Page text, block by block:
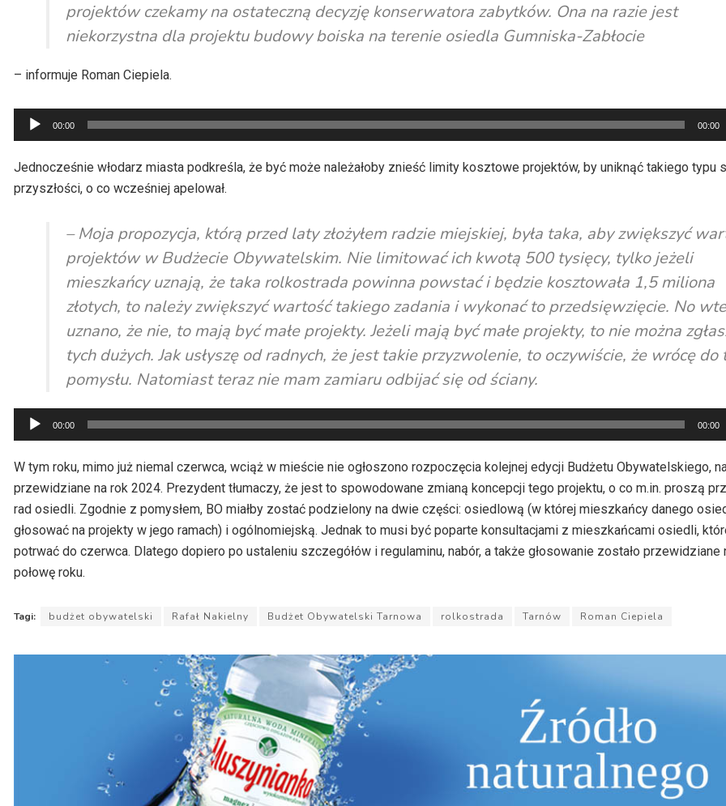
projektów czekamy na ostateczną decyzję konserwatora zabytków. Ona na razie jest
niekorzystna dla projektu budowy boiska na terenie osiedla Gumniska-Zabłocie
– informuje Roman Ciepiela.
Odtwarzacz
plików
dźwiękowych
00:00 00:00
Jednocześnie włodarz miasta podkreśla, że być może należałoby znieść limity kosztowe projektów, by uniknąć takiego typu
przyszłości, o co wcześniej apelował.
– Moja propozycja, którą przed laty złożyłem radzie miejskiej, była taka, aby zwiększyć
projektów w Budżecie Obywatelskim. Nie limitować ich kwotą 500 tysięcy, tylko jeżeli
mieszkańcy uznają, że taka rolkostrada powinna powstać i będzie kosztowała 1,5 miliona
złotych, to należy zwiększyć wartość takiego zadania i wykonać to przedsięwzięcie. No
uznano, że nie, to mają być małe projekty. Jeżeli mają być małe projekty, to nie można
tych dużych. Jak usłyszę od radnych, że jest takie przyzwolenie, to oczywiście, że wrócę do
pomysłu. Natomiast teraz nie mam zamiaru odbijać się od ściany.
Odtwarzacz
plików
dźwiękowych
00:00 00:00
W tym roku, mimo już niemal czerwca, wciąż w mieście nie ogłoszono rozpoczęcia kolejnej edycji Budżetu Obywatelskiego,
przewidziane na rok 2024. Prezydent tłumaczy, że jest to spowodowane zmianą koncepcji tego projektu, o co m.in. proszą
rad osiedli. Zgodnie z pomysłem, BO miałby zostać podzielony na dwie części: osiedlową (w której mieszkańcy danego
głosować na projekty w jego ramach) i ogólnomiejską. Jednak to musi być poparte konsultacjami z mieszkańcami osiedli,
potrwać do czerwca. Dlatego dopiero po ustaleniu szczegółów i regulaminu, nabór, a także głosowanie zostało przewidziane
połowę roku.
Tagi: budżet obywatelski Rafał Nakielny Budżet Obywatelski Tarnowa rolkostrada Tarnów Roman Ciepiela